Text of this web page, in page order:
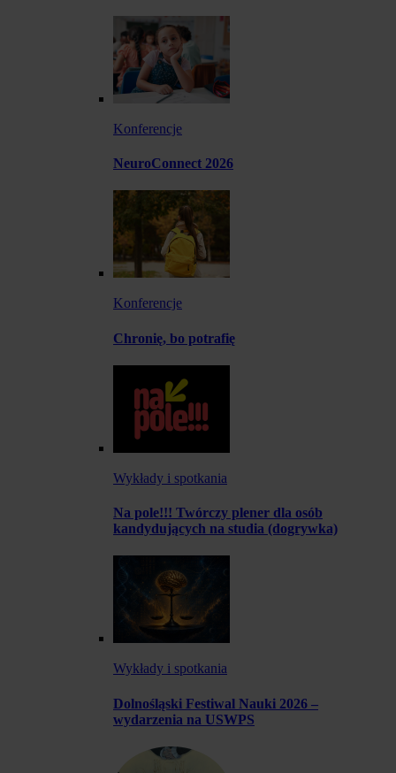
Konferencje
NeuroConnect 2026
Konferencje
Chronię, bo potrafię
Wykłady i spotkania
Na pole!!! Twórczy plener dla osób
kandydujących na studia (dogrywka)
Wykłady i spotkania
Dolnośląski Festiwal Nauki 2026 –
wydarzenia na USWPS